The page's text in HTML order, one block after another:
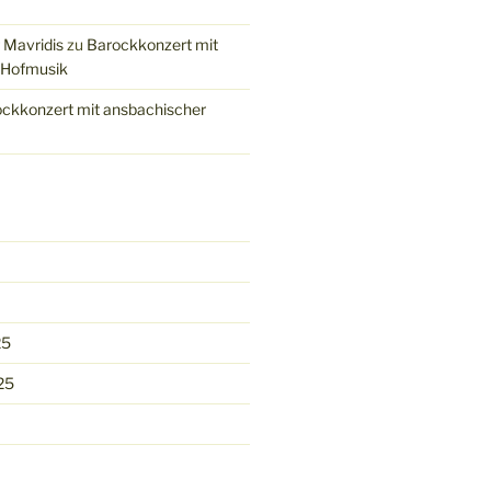
Mavridiszu Barockkonzert mit
mit ansbachischer